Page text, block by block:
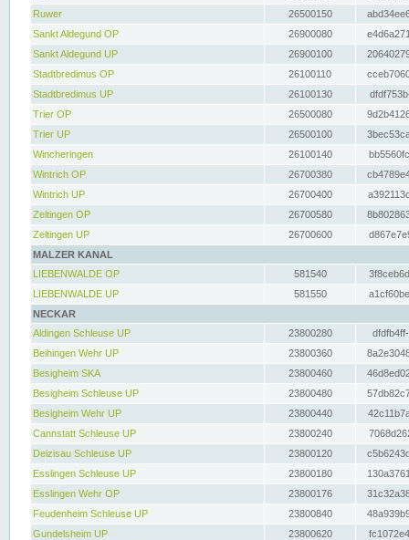
Ruwer
26500150
Sankt Aldegund OP
26900080
Sankt Aldegund UP
26900100
Stadtbredimus OP
26100110
Stadtbredimus UP
26100130
Trier OP
26500080
Trier UP
26500100
Wincheringen
26100140
Wintrich OP
26700380
Wintrich UP
26700400
Zeltingen OP
26700580
Zeltingen UP
26700600
MALZER KANAL
LIEBENWALDE OP
581540
LIEBENWALDE UP
581550
NECKAR
Aldingen Schleuse UP
23800280
Beihingen Wehr UP
23800360
Besigheim SKA
23800460
Besigheim Schleuse UP
23800480
Besigheim Wehr UP
23800440
Cannstatt Schleuse UP
23800240
Deizisau Schleuse UP
23800120
Esslingen Schleuse UP
23800180
Esslingen Wehr OP
23800176
Feudenheim Schleuse UP
23800840
Gundelsheim UP
23800620